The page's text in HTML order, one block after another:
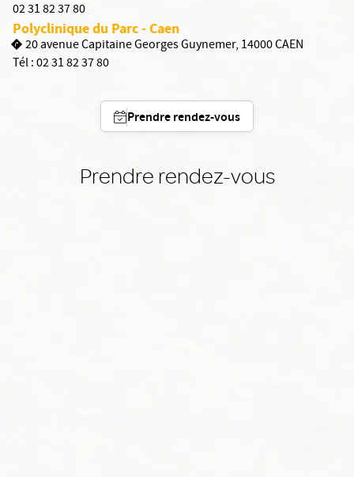
02 31 82 37 80
Polyclinique du Parc - Caen
20 avenue Capitaine Georges Guynemer, 14000 CAEN
Tél :02 31 82 37 80
Prendre rendez-vous
Prendre rendez-vous